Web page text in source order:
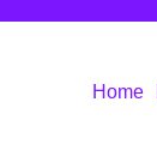
Home